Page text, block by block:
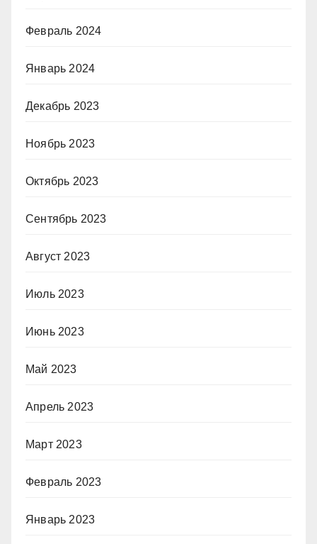
Февраль 2024
Январь 2024
Декабрь 2023
Ноябрь 2023
Октябрь 2023
Сентябрь 2023
Август 2023
Июль 2023
Июнь 2023
Май 2023
Апрель 2023
Март 2023
Февраль 2023
Январь 2023